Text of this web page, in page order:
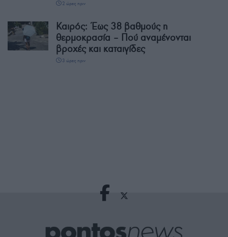
2 ώρες πριν
Καιρός: Έως 38 βαθμούς η
θερμοκρασία – Πού αναμένονται
βροχές και καταιγίδες
3 ώρες πριν